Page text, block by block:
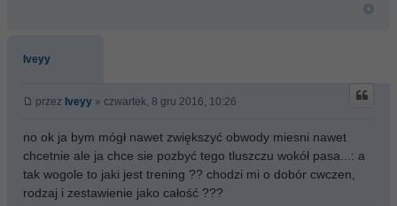
Iveyy
przez Iveyy » czwartek, 8 gru 2016, 10:26
no ok ja bym mógł nawet zwiększyć obwody miesni nawet
chcetnie ale ja chce sie pozbyć tego tluszczu wokół pasa...: a
tak wogole to jaki jest trening ?? chodzi mi o dobór cwczen,
rodzaj i zestawienie jako całość ???